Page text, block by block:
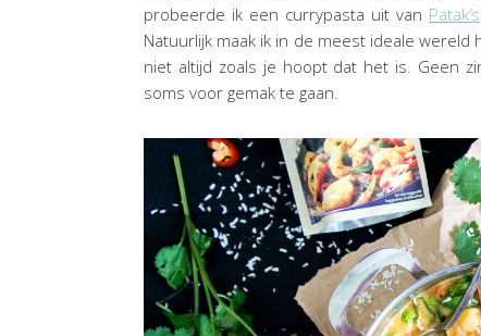
probeerde ik een currypasta uit van Patak’s
Natuurlijk maak ik in de meest ideale wereld
niet altijd zoals je hoopt dat het is. Geen
soms voor gemak te gaan.